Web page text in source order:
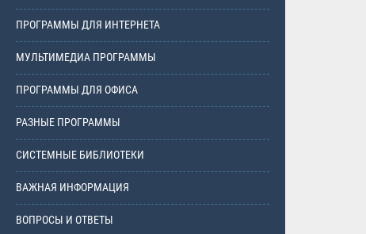
ПРОГРАММЫ ДЛЯ ИНТЕРНЕТА
МУЛЬТИМЕДИА ПРОГРАММЫ
ПРОГРАММЫ ДЛЯ ОФИСА
РАЗНЫЕ ПРОГРАММЫ
СИСТЕМНЫЕ БИБЛИОТЕКИ
ВАЖНАЯ ИНФОРМАЦИЯ
ВОПРОСЫ И ОТВЕТЫ